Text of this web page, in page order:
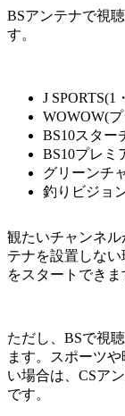
BSアンテナで視
す。
J SPORTS(1
WOWOW(
BS10スター
BS10プレミ
グリーンチ
釣りビジョ
観たいチャンネ
テナを設置しな
をスタートできま
ただし、BSで視
ます。スポーツ
い場合は、CSア
です。